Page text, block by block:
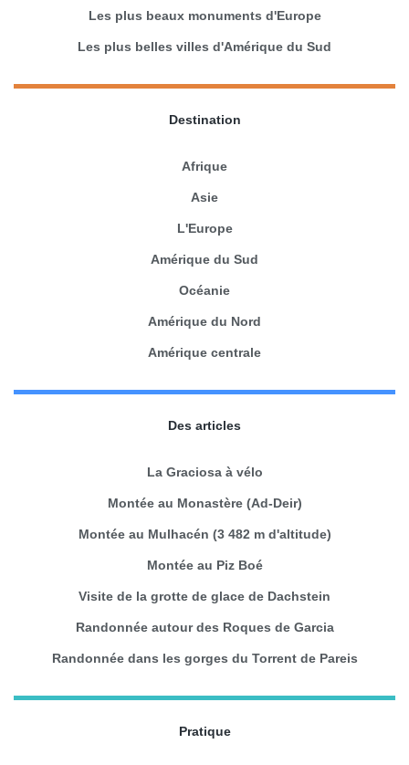
Les plus beaux monuments d'Europe
Les plus belles villes d'Amérique du Sud
Destination
Afrique
Asie
L'Europe
Amérique du Sud
Océanie
Amérique du Nord
Amérique centrale
Des articles
La Graciosa à vélo
Montée au Monastère (Ad-Deir)
Montée au Mulhacén (3 482 m d'altitude)
Montée au Piz Boé
Visite de la grotte de glace de Dachstein
Randonnée autour des Roques de Garcia
Randonnée dans les gorges du Torrent de Pareis
Pratique